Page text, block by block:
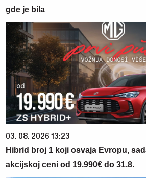
gde je bila
03. 08. 2026 13:23
Hibrid broj 1 koji osvaja Evropu,
akcijskoj ceni od 19.990€ do 31.8.